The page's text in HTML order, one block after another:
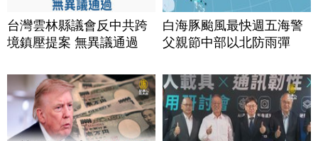
台灣雲林縣議會反中共跨
境鎮壓提案 無異議通過
白海豚颱風最快週五海警
父親節中部以北防雨彈